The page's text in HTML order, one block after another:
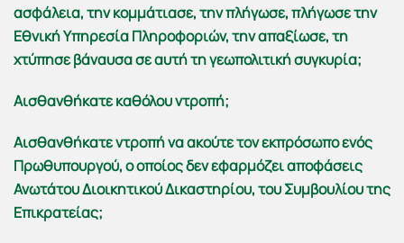
ασφάλεια, την κομμάτιασε, την πλήγωσε, πλήγωσε την
Εθνική Υπηρεσία Πληροφοριών, την απαξίωσε, τη
χτύπησε βάναυσα σε αυτή τη γεωπολιτική συγκυρία;
Αισθανθήκατε καθόλου ντροπή;
Αισθανθήκατε ντροπή να ακούτε τον εκπρόσωπο ενός
Πρωθυπουργού, ο οποίος δεν εφαρμόζει αποφάσεις
Ανωτάτου Διοικητικού Δικαστηρίου, του Συμβουλίου της
Επικρατείας;